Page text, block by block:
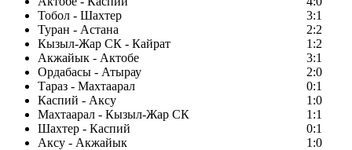
Тобол - Шахтер
3:1
Туран - Астана
2:2
Кызыл-Жар СК - Кайрат
1:2
Акжайык - Актобе
3:1
Ордабасы - Атырау
2:0
Тараз - Махтаарал
0:1
Каспий - Аксу
1:0
Махтаарал - Кызыл-Жар СК
1:1
Шахтер - Каспий
0:1
Аксу - Акжайык
1:0